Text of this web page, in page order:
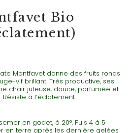
Bio
Montfavet donne des fruits ronds
vif brillant. Très productive, ses
chair juteuse, douce, parfumée et
à l’éclatement.
en godet, à 20°. Puis 4 à 5
en terre après les dernière gelées